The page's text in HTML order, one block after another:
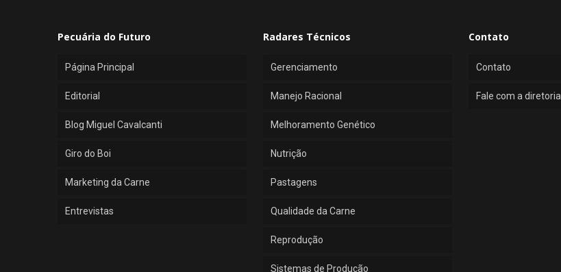
Pecuária do Futuro
Página Principal
Editorial
Blog Miguel Cavalcanti
Giro do Boi
Marketing da Carne
Entrevistas
Radares Técnicos
Gerenciamento
Manejo Racional
Melhoramento Genético
Nutrição
Pastagens
Qualidade da Carne
Reprodução
Sistemas de Produção
Contato
Contato
Fale com a diretoria